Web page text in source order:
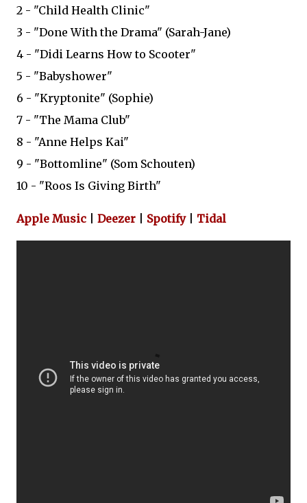
2 - "Child Health Clinic"
3 - "Done With the Drama" (Sarah-Jane)
4 - "Didi Learns How to Scooter"
5 - "Babyshower"
6 - "Kryptonite" (Sophie)
7 - "The Mama Club"
8 - "Anne Helps Kai"
9 - "Bottomline" (Som Schouten)
10 - "Roos Is Giving Birth"
Apple Music Deezer Spotify| Tidal